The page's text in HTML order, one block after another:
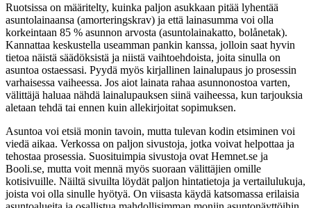
Ruotsissa on määritelty, kuinka paljon asukkaan pitää lyhentää
asuntolainaansa (amorteringskrav) ja että lainasumma voi olla
korkeintaan 85 % asunnon arvosta (asuntolainakatto, bolånetak).
Kannattaa keskustella useamman pankin kanssa, jolloin saat hyvin
tietoa näistä säädöksistä ja niistä vaihtoehdoista, joita sinulla on
asuntoa ostaessasi. Pyydä myös kirjallinen lainalupaus jo prosessin
varhaisessa vaiheessa. Jos aiot lainata rahaa asunnonostoa varten,
välittäjä haluaa nähdä lainalupauksen siinä vaiheessa, kun tarjouksia
aletaan tehdä tai ennen kuin allekirjoitat sopimuksen.
Asuntoa voi etsiä monin tavoin, mutta tulevan kodin etsiminen voi
viedä aikaa. Verkossa on paljon sivustoja, jotka voivat helpottaa ja
tehostaa prosessia. Suosituimpia sivustoja ovat Hemnet.se ja
Booli.se, mutta voit mennä myös suoraan välittäjien omille
kotisivuille. Näiltä sivuilta löydät paljon hintatietoja ja vertailulukuja,
joista voi olla sinulle hyötyä. On viisasta käydä katsomassa erilaisia